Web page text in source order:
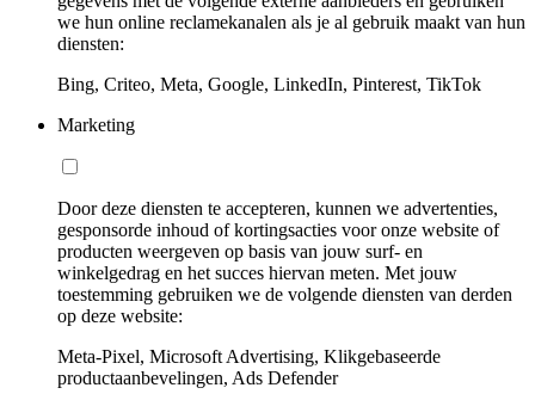
we hun online reclamekanalen als je al gebruik maakt van hun
diensten:
Bing, Criteo, Meta, Google, LinkedIn, Pinterest, TikTok
Marketing
Door deze diensten te accepteren, kunnen we advertenties,
gesponsorde inhoud of kortingsacties voor onze website of
producten weergeven op basis van jouw surf- en
winkelgedrag en het succes hiervan meten. Met jouw
toestemming gebruiken we de volgende diensten van derden
op deze website:
Meta-Pixel, Microsoft Advertising, Klikgebaseerde
productaanbevelingen, Ads Defender